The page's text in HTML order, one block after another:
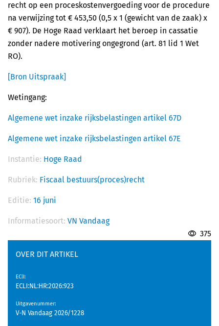
recht op een proceskostenvergoeding voor de procedure
na verwijzing tot € 453,50 (0,5 x 1 (gewicht van de zaak) x
€ 907). De Hoge Raad verklaart het beroep in cassatie
zonder nadere motivering ongegrond (art. 81 lid 1 Wet
RO).
[Bron Uitspraak]
Wetingang:
Algemene wet inzake rijksbelastingen artikel 67D
Algemene wet inzake rijksbelastingen artikel 67E
Instantie: Hoge Raad
Rubriek: Fiscaal bestuurs(proces)recht
Editie: 16 juni
Informatiesoort: VN Vandaag
375
OVER DIT ARTIKEL
EClI:
ECLI:NL:HR:2026:923
Uitgavenummer:
V-N Vandaag 2026/1228